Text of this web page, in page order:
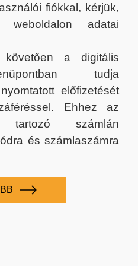
fiókkal, kérjük,
weboldalon adatai
követően a digitális
tudja
előfizetését
Ehhez az
tartozó számlán
és számlaszámra